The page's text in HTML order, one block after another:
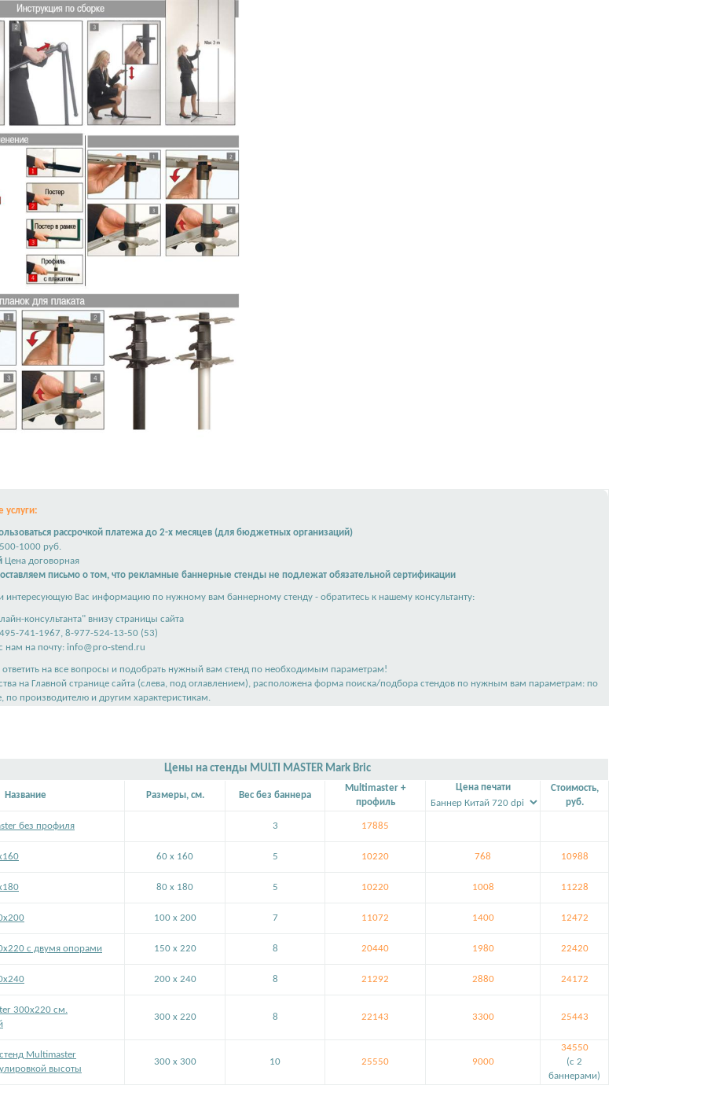
услуги:
рассрочкой платежа до 2-х месяцев (для бюджетных организаций)
1000 руб.
Цена договорная
письмо о том, что рекламные баннерные стенды не подлежат обязательной сертификации
интересующую Вас информацию по нужному вам баннерному стенду - обратитесь к нашему консультанту:
консультанта" внизу страницы сайта
741-1967, 8-977-524-13-50 (53)
нам на почту: info@pro-stend.ru
на все вопросы и подобрать нужный вам стенд по необходимым параметрам!
на Главной странице сайта (слева, под оглавлением), расположена форма поиска/подбора стендов по нужным вам параметрам: по
по производителю и другим характеристикам.
Цены на стенды MULTI MASTER Mark Bric
Название Размеры, см. Вес без баннера
Multimaster +
профиль
Цена печати
Стоимость,
руб.
без профиля 3 17885
60 x 160 5 10220 768 10988
80 x 180 5 10220 1008 11228
100 x 200 7 11072 1400 12472
с двумя опорами 150 x 220 8 20440 1980 22420
200 x 240 8 21292 2880 24172
300х220 см.
300 x 220 8 22143 3300 25443
Multimaster
высоты
300 x 300 10 25550 9000
34550
(c 2
баннерами)